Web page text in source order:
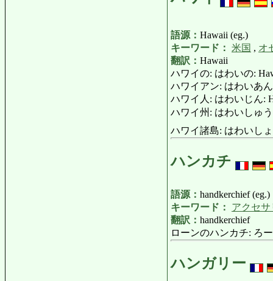
語源： Hawaii (eg.)
キーワード： 米国 , オ
翻訳： Hawaii
ハワイの: はわいの:
ハワイアン: はわいあ
ハワイ人: はわいじん:
ハワイ州: はわいしゅ
ハワイ諸島: はわいし
ハンカチ
語源： handkerchief (eg.)
キーワード：
アクセサ
翻訳： handkerchief
ローンのハンカチ: ろ
ハンガリー